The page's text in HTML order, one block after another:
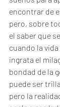
encontrar de
pero, sobre
el saber que
cuando la
ingrata el
bondad de la
puede ser
pero la